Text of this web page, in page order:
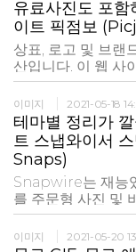
that is based on
Algorithms -
preferences to
valuable search
they review the
high quality
유료사진도 포
이트 픽점보
상표, 로고 및 브랜
산입니다. 이 웹 사이트의 모든 콘텐츠는
어떠한 종류의 보
됩니다. 여기에 나
운로드하여 사용할
에는 모델 또는 재
습니다. 일부 사진
랜드, 로고 또
이미지 2021-05-18
테마별 정리가
트 스냅와이서
Snaps)
Snapwire는 재능
를 주문형 사진 및
니스 및 브랜드와
Snapwire에 대한
이미지 2021-05-20